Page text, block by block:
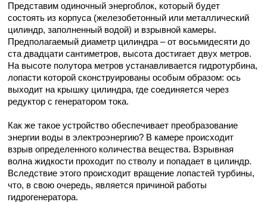
Представим одиночный энергоблок, который будет
состоять из корпуса (железобетонный или металлический
цилиндр, заполненный водой) и взрывной камеры.
Предполагаемый диаметр цилиндра – от восьмидесяти до
ста двадцати сантиметров, высота достигает двух метров.
На высоте полутора метров устанавливается гидротурбина,
лопасти которой сконструированы особым образом: ось
выходит на крышку цилиндра, где соединяется через
редуктор с генератором тока.
Как же такое устройство обеспечивает преобразование
энергии воды в электроэнергию? В камере происходит
взрыв определенного количества вещества. Взрывная
волна жидкости проходит по стволу и попадает в цилиндр.
Вследствие этого происходит вращение лопастей турбины,
что, в свою очередь, является причиной работы
гидрогенератора.